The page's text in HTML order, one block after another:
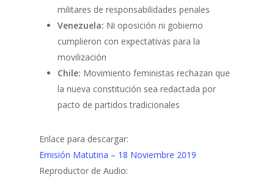
militares de responsabilidades penales
Venezuela: Ni oposición ni gobierno
cumplieron con expectativas para la
movilización
Chile: Movimiento feministas rechazan que
la nueva constitución sea redactada por
pacto de partidos tradicionales
Enlace para descargar:
Emisión Matutina – 18 Noviembre 2019
Reproductor de Audio: